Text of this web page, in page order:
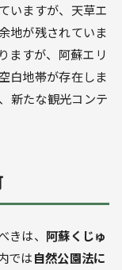
いますが、天草エ
地が残されていま
ますが、阿蘇エリ
白地帯が存在しま
新たな観光コンテ
は、 阿蘇くじゅ
では自然公園法に